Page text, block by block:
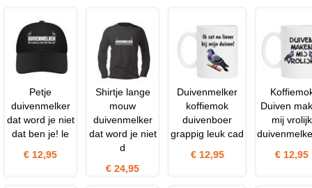
Petje
duivenmelker
dat word je niet
dat ben je! le
€ 12,95
Shirtje lange
mouw
duivenmelker
dat word je niet
d
€ 24,95
Duivenmelker
koffiemok
duivenboer
grappig leuk cad
€ 12,95
Duiven
mij vrolijk
€ 12,95